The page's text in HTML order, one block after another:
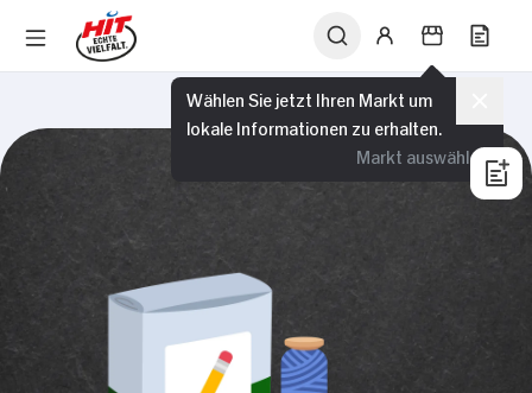
Wählen Sie jetzt Ihren Markt um
lokale Informationen zu erhalten.
Markt auswählen